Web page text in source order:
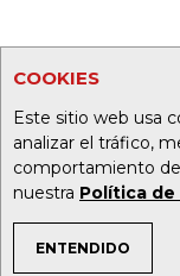
COOKIES
Este sitio web usa
analizar el tráfico,
comportamiento
nuestra Política de
ENTENDIDO
TEMAS DE INTERÉS